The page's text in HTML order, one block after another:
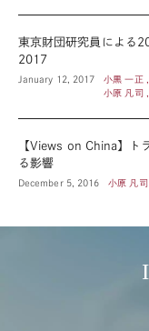
東京財団研究員による
2017
January 12, 2017
小黒 一正
小原 凡司
【Views on China】ト
る影響
December 5, 2016 小原 凡司